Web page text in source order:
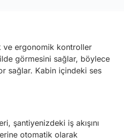
ve ergonomik kontroller
görmesini sağlar, böylece
sağlar. Kabin içindeki ses
şantiyenizdeki iş akışını
otomatik olarak